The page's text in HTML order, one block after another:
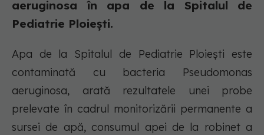
aeruginosa în apa de la Spitalul de
Pediatrie Ploieşti.
Apa de la Spitalul de Pediatrie Ploieşti este
contaminată cu bacteria Pseudomonas
aeruginosa, arată rezultatele unei probe
prelevate în cadrul monitorizării permanente a
sursei de apă, consumul apei de la robinet a